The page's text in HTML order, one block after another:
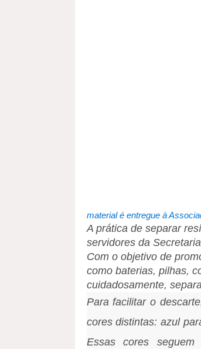
material é entregue à
A prática de separar
servidores da
Com o objetivo de
como baterias, pilhas,
cuidadosamente,
Para facilitar o
cores distintas: azul
Essas cores